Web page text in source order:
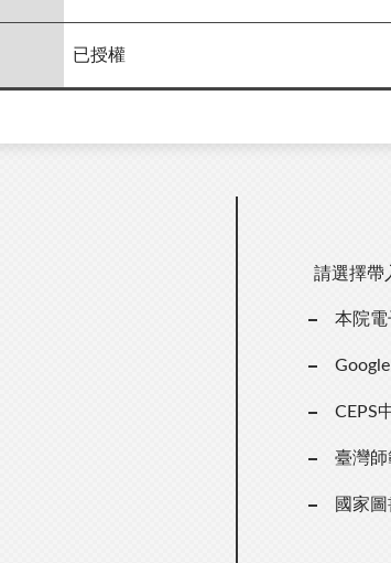
已授權
請選擇帶
本院
CEPS
臺灣
國家